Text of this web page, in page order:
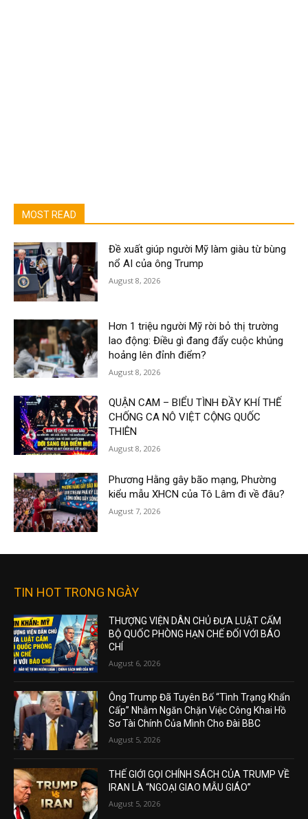
MOST READ
Đề xuất giúp người Mỹ làm giàu từ bùng
nổ AI của ông Trump
August 8, 2026
Hơn 1 triệu người Mỹ rời bỏ thị trường
lao động: Điều gì đang đẩy cuộc khủng
hoảng lên đỉnh điểm?
August 8, 2026
QUẬN CAM – BIỂU TÌNH ĐẦY KHÍ THẾ
CHỐNG CA NÔ VIỆT CỘNG QUỐC
THIÊN
August 8, 2026
Phương Hằng gây bão mạng, Phường
kiểu mẫu XHCN của Tô Lâm đi về đâu?
August 7, 2026
TIN HOT TRONG NGÀY
THƯỢNG VIỆN DÂN CHỦ ĐƯA LUẬT CẤM
BỘ QUỐC PHÒNG HẠN CHẾ ĐỐI VỚI BÁO
CHÍ
August 6, 2026
Ông Trump Đã Tuyên Bố “Tình Trạng Khẩn
Cấp” Nhằm Ngăn Chặn Việc Công Khai Hồ
Sơ Tài Chính Của Mình Cho Đài BBC
August 5, 2026
THẾ GIỚI GỌI CHÍNH SÁCH CỦA TRUMP VỀ
IRAN LÀ “NGOẠI GIAO MẪU GIÁO”
August 5, 2026